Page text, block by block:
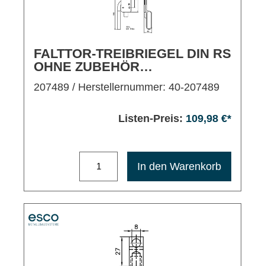
FALTTOR-TREIBRIEGEL DIN RS
OHNE ZUBEHÖR
MITTELSCHWERE
AUSFÜHRUNG
207489 / Herstellernummer: 40-207489
Listen-Preis: 109,98 €*
In den Warenkorb